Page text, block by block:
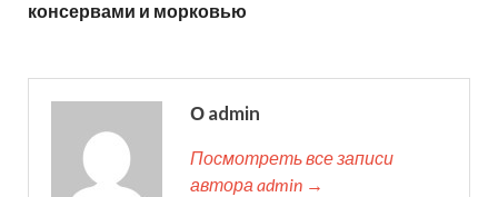
консервами и морковью
О admin
Посмотреть все записи
автора admin →